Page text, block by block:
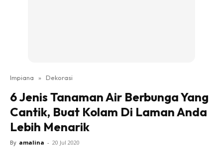
Ruang Makan
Ruang Tamu
Direktori
Interior Design
Impiana » Dekorasi
6 Jenis Tanaman Air Berbunga Yang
Cantik, Buat Kolam Di Laman Anda
Lebih Menarik
By amalina - 20 Jul 2020